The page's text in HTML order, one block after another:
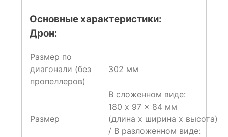
Основные характеристики:
Дрон:
Размер по
диагонали (без
пропеллеров)
302 мм
Размер
В сложенном виде:
180 x 97 x 84 мм
(длина x ширина x высота)
/ В разложенном виде: